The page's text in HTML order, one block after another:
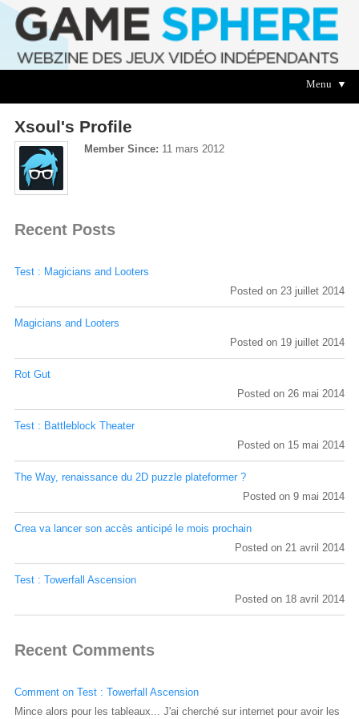
Menu ▼
Xsoul's Profile
Member Since: 11 mars 2012
Recent Posts
Test : Magicians and Looters
Posted on 23 juillet 2014
Magicians and Looters
Posted on 19 juillet 2014
Rot Gut
Posted on 26 mai 2014
Test : Battleblock Theater
Posted on 15 mai 2014
The Way, renaissance du 2D puzzle plateformer ?
Posted on 9 mai 2014
Crea va lancer son accès anticipé le mois prochain
Posted on 21 avril 2014
Test : Towerfall Ascension
Posted on 18 avril 2014
Recent Comments
Comment on Test : Towerfall Ascension
Mince alors pour les tableaux... J'ai cherché sur internet pour avoir les